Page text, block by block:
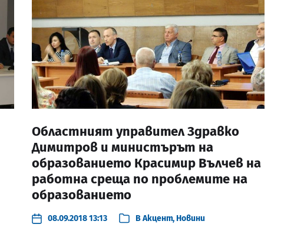
Областният управител Здравко
Димитров и министърът на
образованието Красимир Вълчев на
работна среща по проблемите на
образованието
08.09.2018 13:13 ВАкцент,Новини